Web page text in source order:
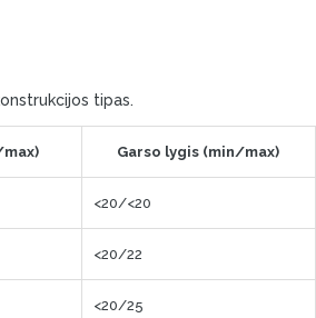
tipas.
Garso lygis (min/max)
<20/<20
<20/22
<20/25